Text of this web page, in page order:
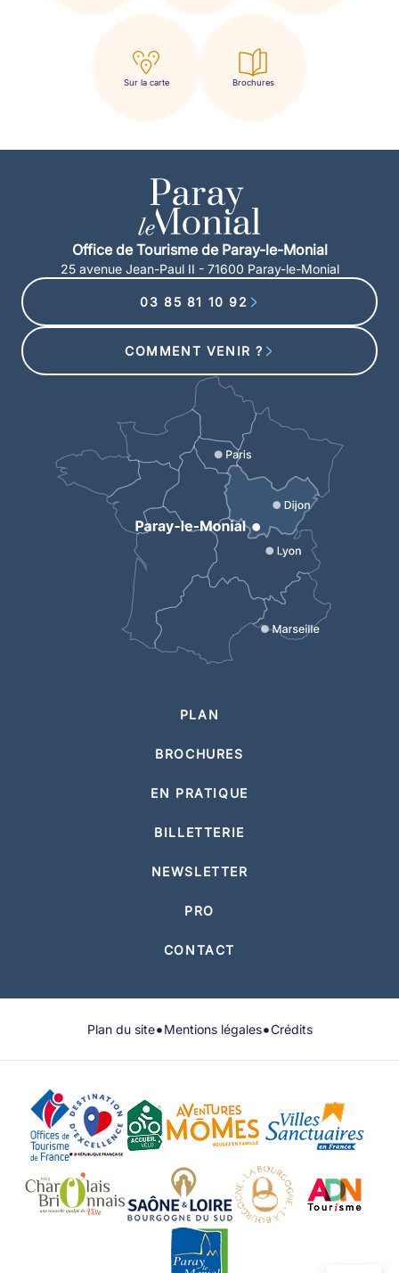
Sur la carte Brochures
Office de Tourisme de Paray-le-Monial
25 avenue Jean-Paul II - 71600 Paray-le-Monial
03 85 81 10 92
COMMENT VENIR ?
PLAN
BROCHURES
EN PRATIQUE
BILLETTERIE
NEWSLETTER
PRO
CONTACT
Plan du site•Mentions légales•Crédits